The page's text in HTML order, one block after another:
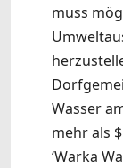
muss
Wasser
mehr als
‘Warka